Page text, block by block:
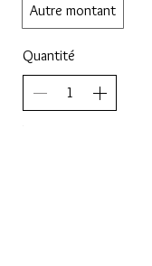
Autre montant
Quantité